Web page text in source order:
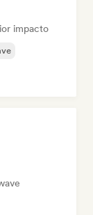
impacto